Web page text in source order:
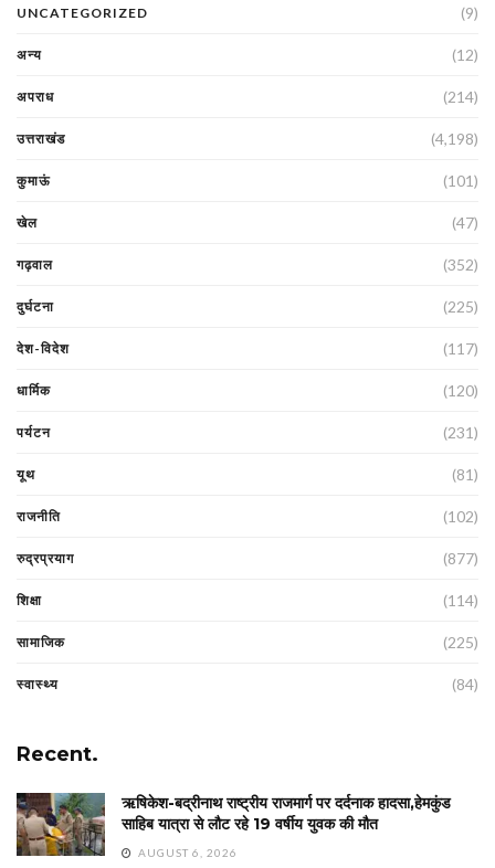
UNCATEGORIZED (9)
अन्य (12)
अपराध (214)
उत्तराखंड (4,198)
कुमाऊं (101)
खेल (47)
गढ़वाल (352)
दुर्घटना (225)
देश-विदेश (117)
धार्मिक (120)
पर्यटन (231)
यूथ (81)
राजनीति (102)
रुद्रप्रयाग (877)
शिक्षा (114)
सामाजिक (225)
स्वास्थ्य (84)
Recent.
ऋषिकेश-बद्रीनाथ राष्ट्रीय राजमार्ग पर दर्दनाक हादसा,हेमकुंड
साहिब यात्रा से लौट रहे 19 वर्षीय युवक की मौत
AUGUST 6, 2026